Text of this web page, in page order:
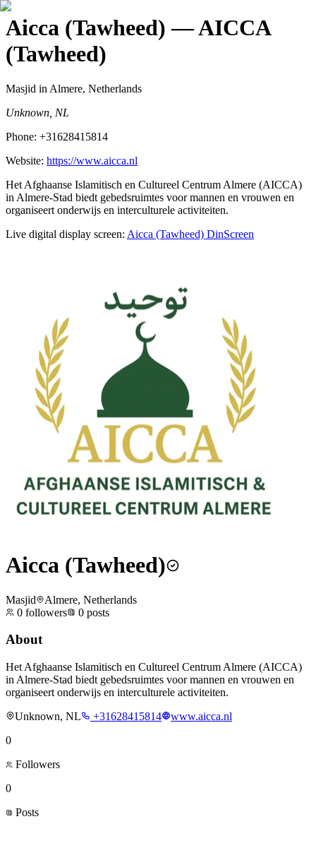
Aicca (Tawheed) — AICCA
(Tawheed)
Masjid in Almere, Netherlands
Unknown, NL
Phone: +31628415814
Website: https://www.aicca.nl
Het Afghaanse Islamitisch en Cultureel Centrum Almere (AICCA)
in Almere-Stad biedt gebedsruimtes voor mannen en vrouwen en
organiseert onderwijs en interculturele activiteiten.
Live digital display screen: Aicca (Tawheed) DinScreen
Aicca (Tawheed)
Masjid
Almere, Netherlands
0 followers 0 posts
About
Het Afghaanse Islamitisch en Cultureel Centrum Almere (AICCA)
in Almere-Stad biedt gebedsruimtes voor mannen en vrouwen en
organiseert onderwijs en interculturele activiteiten.
Unknown, NL
+31628415814
www.aicca.nl
0
Followers
0
Posts